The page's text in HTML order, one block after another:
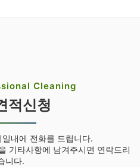
Cleaning
적신청
내에 전화를 드립니다.
기타사항에 남겨주시면 연락드리
니다.